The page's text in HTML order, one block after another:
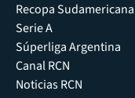
Recopa Sudamericana
Serie A
Súperliga Argentina
Canal RCN
Noticias RCN